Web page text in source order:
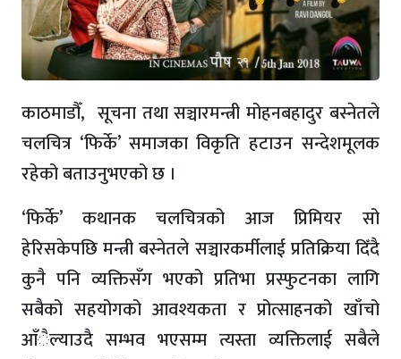
काठमाडौँ, सूचना तथा सञ्चारमन्त्री मोहनबहादुर बस्नेतले
चलचित्र ‘फिर्के’ समाजका विकृति हटाउन सन्देशमूलक
रहेको बताउनुभएको छ ।
‘फिर्के’ कथानक चलचित्रको आज प्रिमियर सो
हेरिसकेपछि मन्त्री बस्नेतले सञ्चारकर्मीलाई प्रतिक्रिया दिँदै
कुनै पनि व्यक्तिसँग भएको प्रतिभा प्रस्फुटनका लागि
सबैको सहयोगको आवश्यकता र प्रोत्साहनको खाँचो
आँैल्याउदै सम्भव भएसम्म त्यस्ता व्यक्तिलाई सबैले